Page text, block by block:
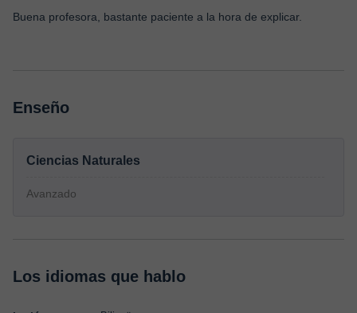
Buena profesora, bastante paciente a la hora de explicar.
Enseño
Ciencias Naturales
Avanzado
Los idiomas que hablo